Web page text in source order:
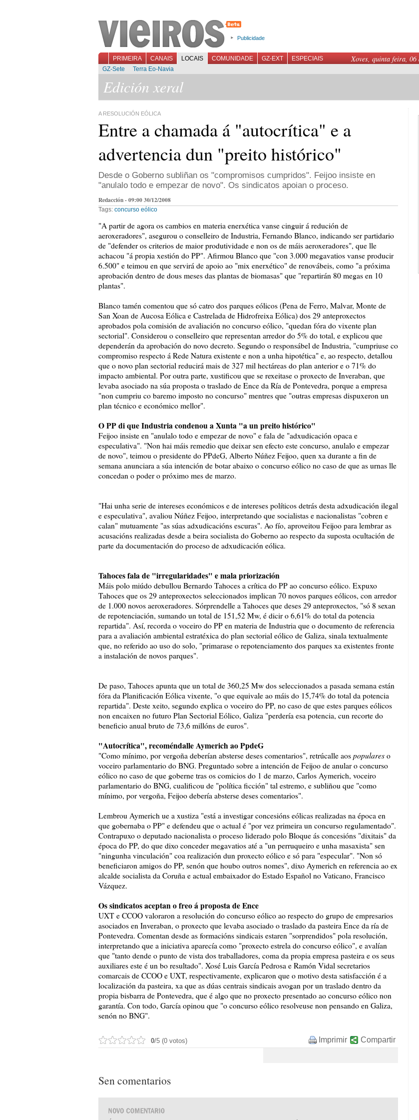
Publicidade
Xoves, quinta feira, 06
PRIMEIRA CANAIS LOCAIS COMUNIDADE GZ-EXT
ESPECIAIS
GZ-Sete
Terra Eo-Navia
Edición xeral
A RESOLUCIÓN EÓLICA
Entre a chamada á "autocrítica" e a
advertencia dun "preito histórico"
Desde o Goberno subliñan os "compromisos cumpridos". Feijoo insiste en
"anulalo todo e empezar de novo". Os sindicatos apoian o proceso.
Redacción - 09:00 30/12/2008
Tags: concurso eólico
"A partir de agora os cambios en materia enerxética vanse cinguir á redución de
aeroxeradores", asegurou o conselleiro de Industria, Fernando Blanco, indicando ser partidario
de "defender os criterios de maior produtividade e non os de máis aeroxeradores", que lle
achacou "á propia xestión do PP". Afirmou Blanco que "con 3.000 megavatios vanse producir
6.500" e teimou en que servirá de apoio ao "mix enerxético" de renovábeis, como "a próxima
aprobación dentro de dous meses das plantas de biomasas" que "repartirán 80 megas en 10
plantas".
Blanco tamén comentou que só catro dos parques eólicos (Pena de Ferro, Malvar, Monte de
San Xoan de Aucosa Eólica e Castrelada de Hidrofreixa Eólica) dos 29 anteproxectos
aprobados pola comisión de avaliación no concurso eólico, "quedan fóra do vixente plan
sectorial". Considerou o conselleiro que representan arredor do 5% do total, e explicou que
dependerán da aprobación do novo decreto. Segundo o responsábel de Industria, "cumpriuse co
compromiso respecto á Rede Natura existente e non a unha hipotética" e, ao respecto, detallou
que o novo plan sectorial reducirá mais de 327 mil hectáreas do plan anterior e o 71% do
impacto ambiental. Por outra parte, xustificou que se rexeitase o proxecto de Inveraban, que
levaba asociado na súa proposta o traslado de Ence da Ría de Pontevedra, porque a empresa
"non cumpriu co baremo imposto no concurso" mentres que "outras empresas dispuxeron un
plan técnico e económico mellor".
O PP di que Industria condenou a Xunta "a un preito histórico"
Feijoo insiste en "anulalo todo e empezar de novo" e fala de "adxudicación opaca e
especulativa". "Non hai máis remedio que deixar sen efecto este concurso, anulalo e empezar
de novo", teimou o presidente do PPdeG, Alberto Núñez Feijoo, quen xa durante a fin de
semana anunciara a súa intención de botar abaixo o concurso eólico no caso de que as urnas lle
concedan o poder o próximo mes de marzo.
"Hai unha serie de intereses económicos e de intereses políticos detrás desta adxudicación ilegal
e especulativa", avaliou Núñez Feijoo, interpretando que socialistas e nacionalistas "cobren e
calan" mutuamente "as súas adxudicacións escuras". Ao fío, aproveitou Feijoo para lembrar as
acusacións realizadas desde a beira socialista do Goberno ao respecto da suposta ocultación de
parte da documentación do proceso de adxudicación eólica.
Tahoces fala de "irregularidades" e mala priorización
Máis polo miúdo debullou Bernardo Tahoces a crítica do PP ao concurso eólico. Expuxo
Tahoces que os 29 anteproxectos seleccionados implican 70 novos parques eólicos, con arredor
de 1.000 novos aeroxeradores. Sórprendelle a Tahoces que deses 29 anteproxectos, "só 8 sexan
de repotenciación, sumando un total de 151,52 Mw, é dicir o 6,61% do total da potencia
repartida". Así, recorda o voceiro do PP en materia de Industria que o documento de referencia
para a avaliación ambiental estratéxica do plan sectorial eólico de Galiza, sinala textualmente
que, no referido ao uso do solo, "primarase o repotenciamento dos parques xa existentes fronte
a instalación de novos parques".
De paso, Tahoces apunta que un total de 360,25 Mw dos seleccionados a pasada semana están
fóra da Planificación Eólica vixente, "o que equivale ao máis do 15,74% do total da potencia
repartida". Deste xeito, segundo explica o voceiro do PP, no caso de que estes parques eólicos
non encaixen no futuro Plan Sectorial Eólico, Galiza "perdería esa potencia, cun recorte do
beneficio anual bruto de 73,6 millóns de euros".
"Autocrítica", recoméndalle Aymerich ao PpdeG
"Como mínimo, por vergoña deberían absterse deses comentarios", retrúcalle aos populares o
voceiro parlamentario do BNG. Preguntado sobre a intención de Feijoo de anular o concurso
eólico no caso de que goberne tras os comicios do 1 de marzo, Carlos Aymerich, voceiro
parlamentario do BNG, cualificou de "política ficción" tal estremo, e subliñou que "como
mínimo, por vergoña, Feijoo debería absterse deses comentarios".
Lembrou Aymerich ue a xustiza "está a investigar concesións eólicas realizadas na época en
que gobernaba o PP" e defendeu que o actual é "por vez primeira un concurso regulamentado".
Contrapuxo o deputado nacionalista o proceso liderado polo Bloque ás concesións "dixitais" da
época do PP, do que dixo conceder megavatios até a "un perruqueiro e unha masaxista" sen
"ningunha vinculación" coa realización dun proxecto eólico e só para "especular". "Non só
beneficiaron amigos do PP, senón que houbo outros nomes", dixo Aymerich en referencia ao ex
alcalde socialista da Coruña e actual embaixador do Estado Español no Vaticano, Francisco
Vázquez.
Os sindicatos aceptan o freo á proposta de Ence
UXT e CCOO valoraron a resolución do concurso eólico ao respecto do grupo de empresarios
asociados en Inveraban, o proxecto que levaba asociado o traslado da pasteira Ence da ría de
Pontevedra. Comentan desde as formacións sindicais estaren "sorprendidos" pola resolución,
interpretando que a iniciativa aparecía como "proxecto estrela do concurso eólico", e avalían
que "tanto dende o punto de vista dos traballadores, coma da propia empresa pasteira e os seus
auxiliares este é un bo resultado". Xosé Luis García Pedrosa e Ramón Vidal secretarios
comarcais de CCOO e UXT, respectivamente, explicaron que o motivo desta satisfacción é a
localización da pasteira, xa que as dúas centrais sindicais avogan por un traslado dentro da
propia bisbarra de Pontevedra, que é algo que no proxecto presentado ao concurso eólico non
garantía. Con todo, García opinou que "o concurso eólico resolveuse non pensando en Galiza,
senón no BNG".
0/5 (0 votos) Compartir
Imprimir
Sen comentarios